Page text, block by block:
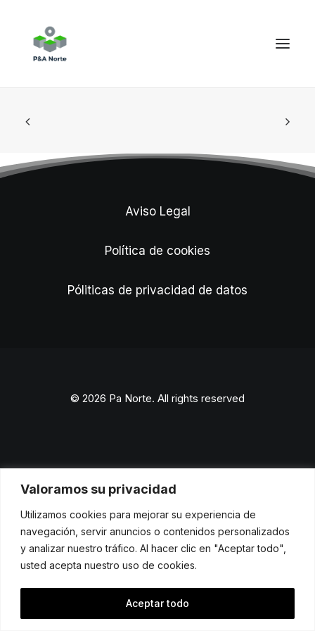
Valoramos su privacidad
Utilizamos cookies para mejorar su experiencia de
navegación, servir anuncios o contenidos personalizados
y analizar nuestro tráfico. Al hacer clic en "Aceptar todo",
usted acepta nuestro uso de cookies.
Aceptar todo
Aviso Legal
Política de cookies
Póliticas de privacidad de datos
© 2026 Pa Norte. All rights reserved